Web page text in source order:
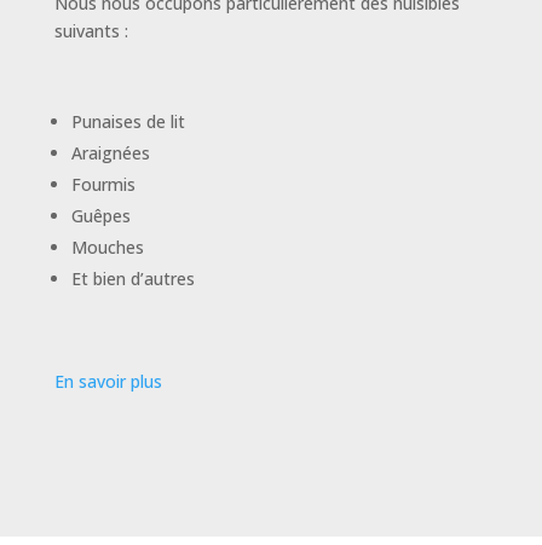
suivants :
Punaises de lit
Araignées
Fourmis
Guêpes
Mouches
Et bien d’autres
En savoir plus